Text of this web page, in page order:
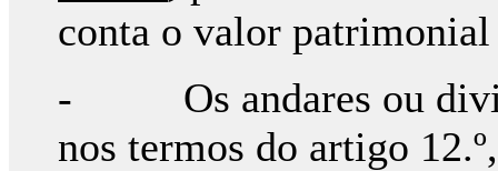
conta o valor
- Os andares ou
nos termos do artigo